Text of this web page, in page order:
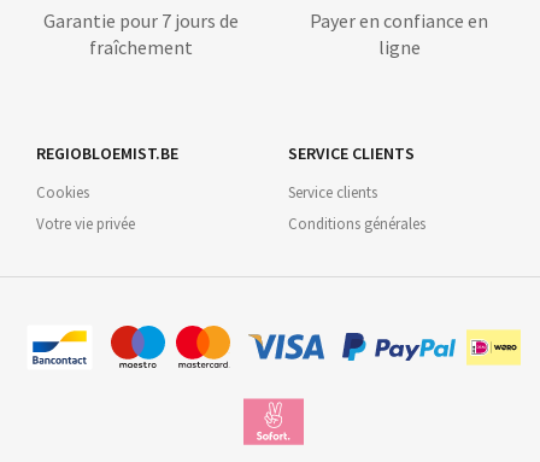
Garantie pour 7 jours de
fraîchement
Payer en confiance en
ligne
REGIOBLOEMIST.BE
Cookies
Votre vie privée
SERVICE CLIENTS
Service clients
Conditions générales